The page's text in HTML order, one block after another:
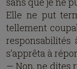
Elle ne put
tellement
s’apprêta à
— Non, ne dites